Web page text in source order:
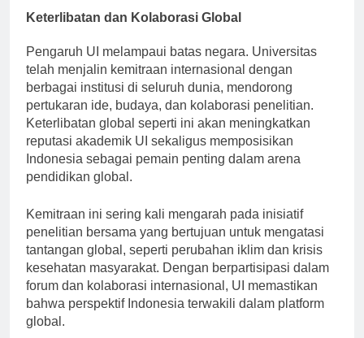
Keterlibatan dan Kolaborasi Global
Pengaruh UI melampaui batas negara. Universitas
telah menjalin kemitraan internasional dengan
berbagai institusi di seluruh dunia, mendorong
pertukaran ide, budaya, dan kolaborasi penelitian.
Keterlibatan global seperti ini akan meningkatkan
reputasi akademik UI sekaligus memposisikan
Indonesia sebagai pemain penting dalam arena
pendidikan global.
Kemitraan ini sering kali mengarah pada inisiatif
penelitian bersama yang bertujuan untuk mengatasi
tantangan global, seperti perubahan iklim dan krisis
kesehatan masyarakat. Dengan berpartisipasi dalam
forum dan kolaborasi internasional, UI memastikan
bahwa perspektif Indonesia terwakili dalam platform
global.